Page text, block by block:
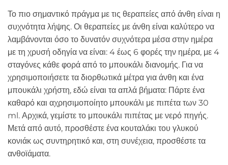
Το πιο σημαντικό πράγμα με τις θεραπείες από άνθη είναι η
συχνότητα λήψης. Οι θεραπείες με άνθη είναι καλύτερο να
λαμβάνονται όσο το δυνατόν συχνότερα μέσα στην ημέρα
με τη χρυσή οδηγία να είναι: 4 έως 6 φορές την ημέρα, με 4
σταγόνες κάθε φορά από το μπουκάλι διανομής. Για να
χρησιμοποιήσετε τα διορθωτικά μέτρα για άνθη και ένα
μπουκάλι χρήστη, εδώ είναι τα απλά βήματα: Πάρτε ένα
καθαρό και αχρησιμοποίητο μπουκάλι με πιπέτα των 30
ml. Αρχικά, γεμίστε το μπουκάλι πιπέτας με νερό πηγής.
Μετά από αυτό, προσθέστε ένα κουταλάκι του γλυκού
κονιάκ ως συντηρητικό και, στη συνέχεια, προσθέστε τα
ανθοϊάματα.